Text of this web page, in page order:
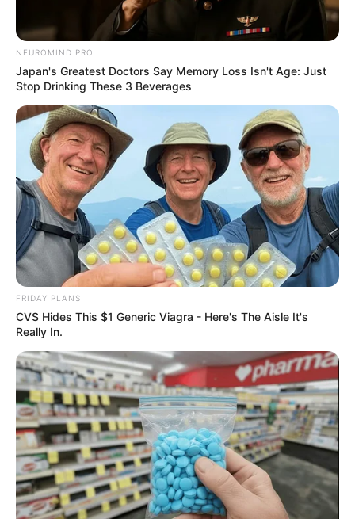
NEUROMIND PRO
Japan's Greatest Doctors Say Memory Loss Isn't Age: Just
Stop Drinking These 3 Beverages
FRIDAY PLANS
CVS Hides This $1 Generic Viagra - Here's The Aisle It's
Really In.